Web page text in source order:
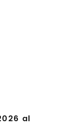
al